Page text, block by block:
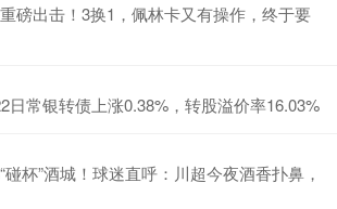
磅出击！3换1，佩林卡又有操作，终于要
日常银转债上涨0.38%，转股溢价率16.03%
碰杯”酒城！球迷直呼：川超今夜酒香扑鼻，